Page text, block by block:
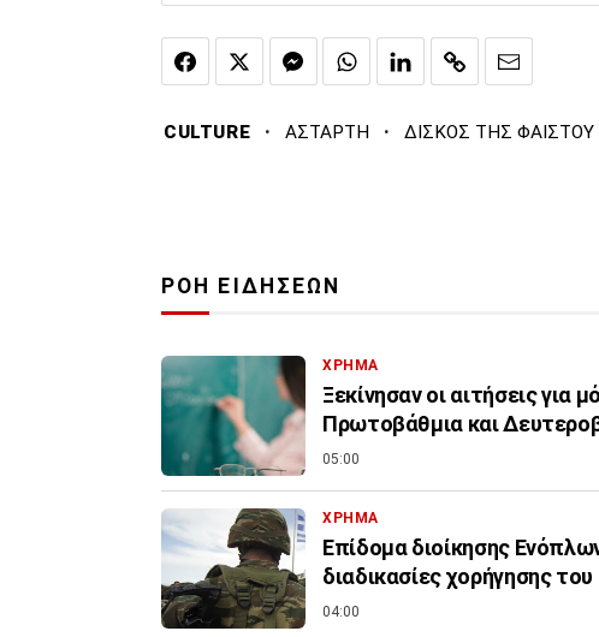
CULTURE · ΑΣΤΑΡΤΗ · ΔΙΣΚΟΣ ΤΗΣ ΦΑΙΣΤΟΥ
ΡΟΗ ΕΙΔΗΣΕΩΝ
ΧΡΗΜΑ
Ξεκίνησαν οι αιτήσεις για
Πρωτοβάθμια και
05:00
ΧΡΗΜΑ
Επίδομα διοίκησης
διαδικασίες χορήγησης του
04:00